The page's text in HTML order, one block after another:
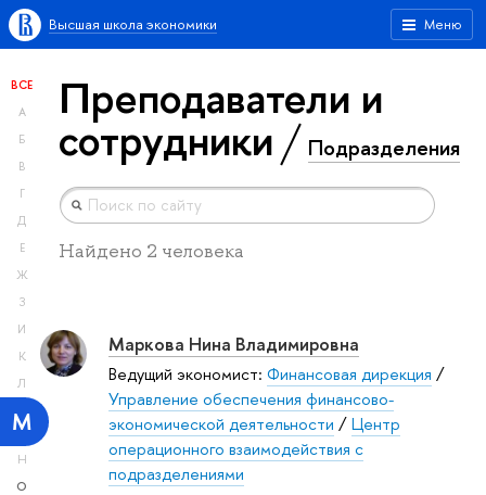
Меню
Высшая школа экономики
ВСЕ
А
Б
В
Г
Д
Е
Ж
З
И
К
Л
М
Н
О
Преподаватели и
сотрудники Подразделения
Найдено 2 человека
Маркова Нина Владимировна
Ведущий экономист: Финансовая дирекция /
Управление обеспечения финансово-
экономической деятельности /Центр
операционного взаимодействия с
подразделениями